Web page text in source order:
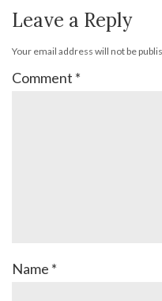
Leave a Reply
Your email address will not be
Comment *
Name *